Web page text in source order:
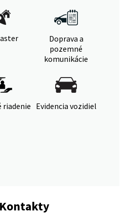
Doprava a
pozemné
komunikácie
riadenie Evidencia vozidiel